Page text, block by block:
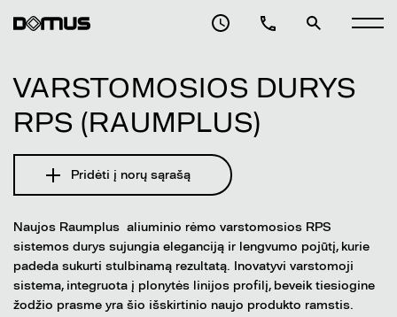
VARSTOMOSIOS DURYS
RPS (RAUMPLUS)
Pridėti į norų sąrašą
Naujos Raumplus aliuminio rėmo varstomosios RPS
sistemos durys sujungia eleganciją ir lengvumo pojūtį, kurie
padeda sukurti stulbinamą rezultatą. Inovatyvi varstomoji
sistema, integruota į plonytės linijos profilį, beveik tiesiogine
žodžio prasme yra šio išskirtinio naujo produkto ramstis.